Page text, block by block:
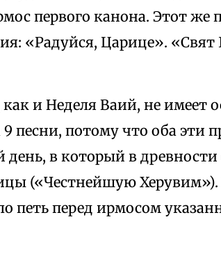
первого канона. Этот же
«Радуйся, Царице».
и Неделя Ваий, не имеет
песни, потому что оба эти
день, в который в древности
(«Честнейшую
петь перед ирмосом